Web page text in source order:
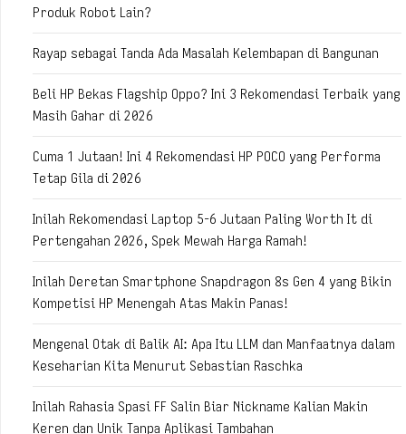
Produk Robot Lain?
Rayap sebagai Tanda Ada Masalah Kelembapan di Bangunan
Beli HP Bekas Flagship Oppo? Ini 3 Rekomendasi Terbaik yang
Masih Gahar di 2026
Cuma 1 Jutaan! Ini 4 Rekomendasi HP POCO yang Performa
Tetap Gila di 2026
Inilah Rekomendasi Laptop 5-6 Jutaan Paling Worth It di
Pertengahan 2026, Spek Mewah Harga Ramah!
Inilah Deretan Smartphone Snapdragon 8s Gen 4 yang Bikin
Kompetisi HP Menengah Atas Makin Panas!
Mengenal Otak di Balik AI: Apa Itu LLM dan Manfaatnya dalam
Keseharian Kita Menurut Sebastian Raschka
Inilah Rahasia Spasi FF Salin Biar Nickname Kalian Makin
Keren dan Unik Tanpa Aplikasi Tambahan